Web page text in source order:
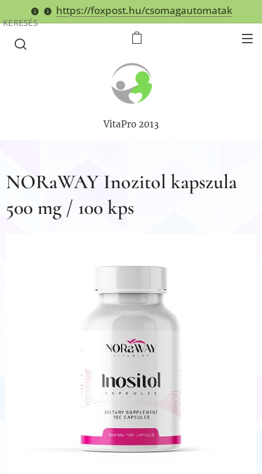
https://foxpost.hu/csomagautomatak
VitaPro 2013
KERESÉS
NORaWAY Inozitol kapszula
500 mg / 100 kps